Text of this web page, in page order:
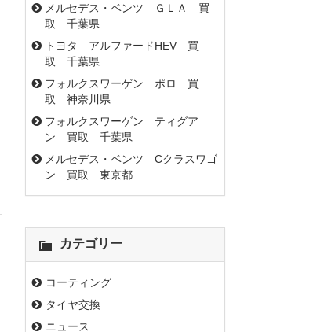
メルセデス・ベンツ ＧＬＡ 買
取 千葉県
トヨタ アルファードHEV 買
取 千葉県
フォルクスワーゲン ポロ 買
取 神奈川県
フォルクスワーゲン ティグア
ン 買取 千葉県
メルセデス・ベンツ Cクラスワゴ
ン 買取 東京都
カテゴリー
コーティング
タイヤ交換
ニュース